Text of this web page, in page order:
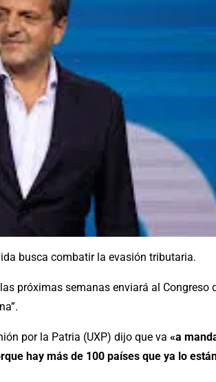
busca combatir la evasión tributaria.
próximas semanas enviará al Congreso
por la Patria (UXP) dijo que va «a
hay más de 100 países que ya lo